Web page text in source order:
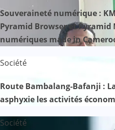
Souveraineté numérique :
Pyramid Browser et
numériques made in
Société
Route Bambalang-Bafanji :
asphyxie les activités
Société